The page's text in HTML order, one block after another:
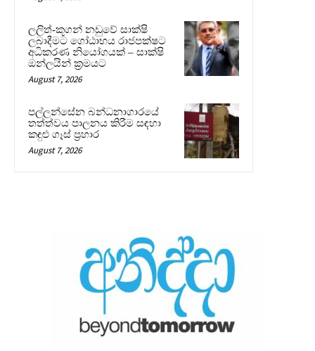
ලලිත්-කූගන් නඩුවේ සාක්ෂි
ලබාදීමට ගෝඨාභය රාජපක්ෂට
අධිකරණ නියෝගයක් – සාක්ෂි
ඔන්ලයින් ක්‍රමයට
August 7, 2026
පල්ලන්සේන බන්ධනාගාරයේ
තත්ත්වය පාලනය කිරීම සඳහා
කඳුළු ගෑස් ප්‍රහාර
August 7, 2026